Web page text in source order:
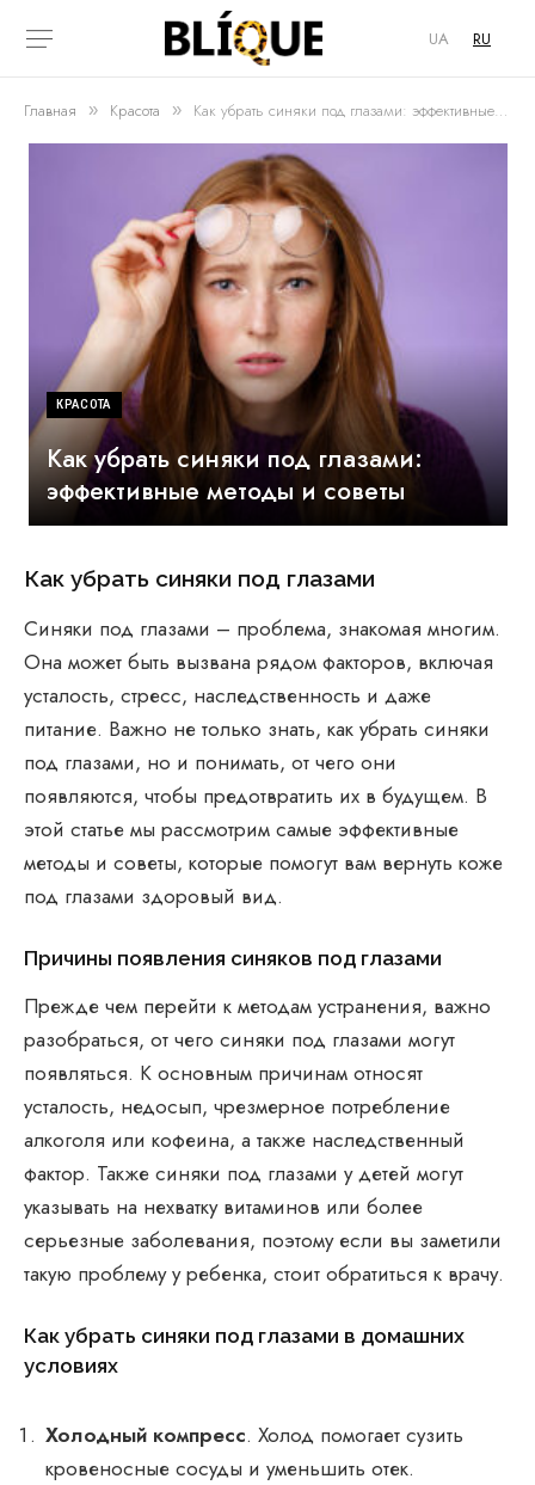
UA RU
Главная » Красота » Как убрать синяки под глазами: эффективные методы и советы
КРАСОТА
Как убрать синяки под глазами:
эффективные методы и советы
Как убрать синяки под глазами
Синяки под глазами – проблема, знакомая многим.
Она может быть вызвана рядом факторов, включая
усталость, стресс, наследственность и даже
питание. Важно не только знать, как убрать синяки
под глазами, но и понимать, от чего они
появляются, чтобы предотвратить их в будущем. В
этой статье мы рассмотрим самые эффективные
методы и советы, которые помогут вам вернуть коже
под глазами здоровый вид.
Причины появления синяков под глазами
Прежде чем перейти к методам устранения, важно
разобраться, от чего синяки под глазами могут
появляться. К основным причинам относят
усталость, недосып, чрезмерное потребление
алкоголя или кофеина, а также наследственный
фактор. Также синяки под глазами у детей могут
указывать на нехватку витаминов или более
серьезные заболевания, поэтому если вы заметили
такую проблему у ребенка, стоит обратиться к врачу.
Как убрать синяки под глазами в домашних
условиях
Холодный компресс. Холод помогает сузить
кровеносные сосуды и уменьшить отек.